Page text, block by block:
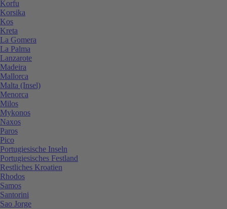
Korfu
Korsika
Kos
Kreta
La Gomera
La Palma
Lanzarote
Madeira
Mallorca
Malta (Insel)
Menorca
Milos
Mykonos
Naxos
Paros
Pico
Portugiesische Inseln
Portugiesisches Festland
Restliches Kroatien
Rhodos
Samos
Santorini
Sao Jorge